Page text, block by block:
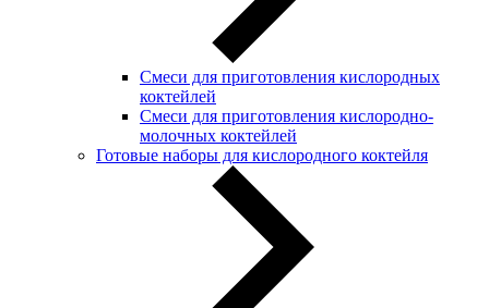
Смеси для приготовления кислородных
коктейлей
Смеси для приготовления кислородно-
молочных коктейлей
Готовые наборы для кислородного коктейля